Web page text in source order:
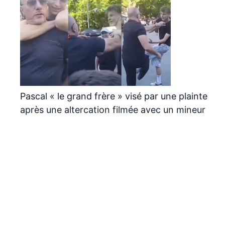
Pascal « le grand frère » visé par une plainte
après une altercation filmée avec un mineur